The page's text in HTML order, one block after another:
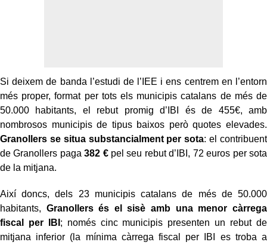
Si deixem de banda l’estudi de l’IEE i ens centrem en l’entorn
més proper, format per tots els municipis catalans de més de
50.000 habitants, el rebut promig d’IBI és de 455€, amb
nombrosos municipis de tipus baixos però quotes elevades.
Granollers se situa substancialment per sota: el contribuent
de Granollers paga382 €pel seu rebut d’IBI, 72 euros per sota
de la mitjana.
Així doncs, dels 23 municipis catalans de més de 50.000
habitants, Granollers és el sisè amb una menor càrrega
fiscal per IBI ; només cinc municipis presenten un rebut de
mitjana inferior (la mínima càrrega fiscal per IBI es troba a